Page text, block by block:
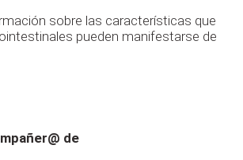
sobre las características que
pueden manifestarse de
de